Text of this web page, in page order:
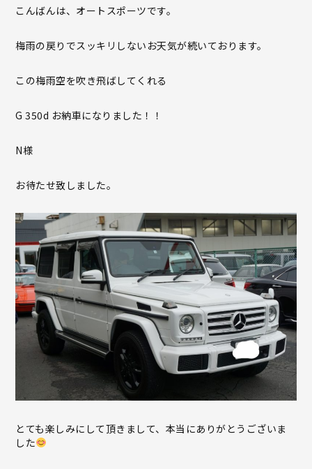
こんばんは、オートスポーツです。
梅雨の戻りでスッキリしないお天気が続いております。
この梅雨空を吹き飛ばしてくれる
G 350d お納車になりました！！
N様
お待たせ致しました。
とても楽しみにして頂きまして、本当にありがとうございま
した